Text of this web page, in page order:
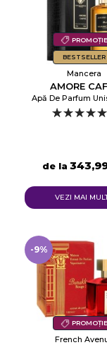
PROMOȚIE
BESTSELLER
Mancera
AMORE
Apă De Parfum
de la
VEZI MAI
PROMOȚIE
-9%
French